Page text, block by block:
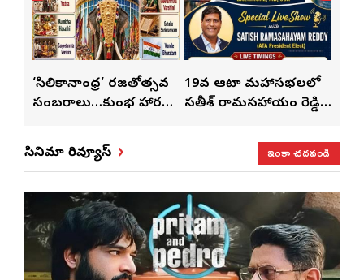
‘సిలికానాంధ్ర’ రజతోత్సవ
సంబరాలు…కుంభ హారతి
19వ ఆటా మహాసభలలో
సతీశ్ రామసహాయం రెడ్డి
సినిమా రివ్యూస్
ఇంకా చదవండి